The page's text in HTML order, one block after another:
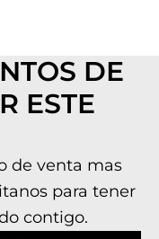
DE
ESTE
de venta mas
para tener
contigo.